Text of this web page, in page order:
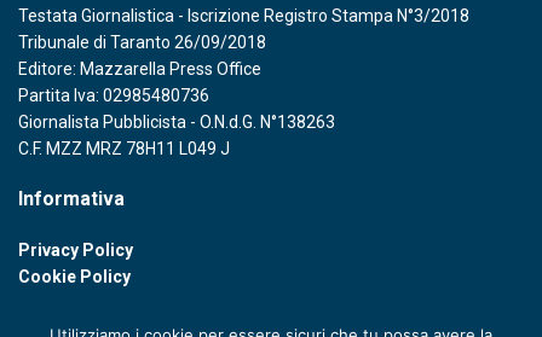
Testata Giornalistica - Iscrizione Registro Stampa N°3/2018
Tribunale di Taranto 26/09/2018
Editore: Mazzarella Press Office
Partita Iva: 02985480736
Giornalista Pubblicista - O.N.d.G. N°138263
C.F. MZZ MRZ 78H11 L049 J
Informativa
Privacy Policy
Cookie Policy